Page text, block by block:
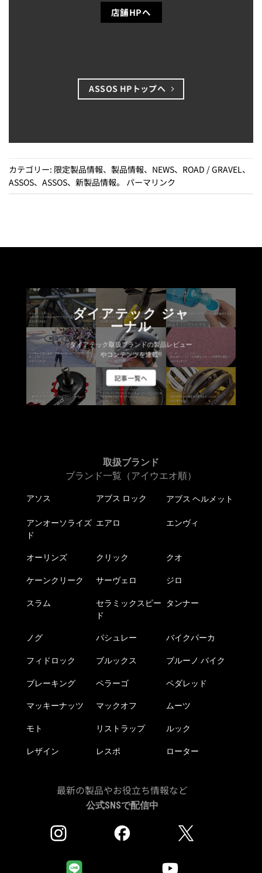
店舗HPへ
ASSOS HPトップへ
カテゴリー: 限定製品情報、 製品情報、 NEWS、 ROAD / GRAVEL、
ASSOS、 ASSOS、 新製品情報。 パーマリンク
ダイアテック ジャ
ーナル
ダイアテック取扱ブランドの製品レビュー
やコンテンツを連載!!
記事一覧へ
取扱ブランド
ブランド一覧（アイウエオ順）
アソス アブス ロック アブス ヘルメット
アンオーソライズ
ド
エアロ エンヴィ
オーリンズ クリック クオ
ケーンクリーク サーヴェロ ジロ
スラム
セラミックスピー
ド
タンナー
ノグ パシュレー バイクパーカ
フィドロック ブルックス ブルーノ バイク
ブレーキング ペラーゴ ペダレッド
マッキーナッツ マックオフ ムーツ
モト リストラップ ルック
レザイン レスポ ローター
最新の製品やお役立ち情報など
公式SNSで配信中